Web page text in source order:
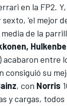
en la FP2.
'el mejor
de la
entre
consiguió su
, con Norris
y cargas, todos